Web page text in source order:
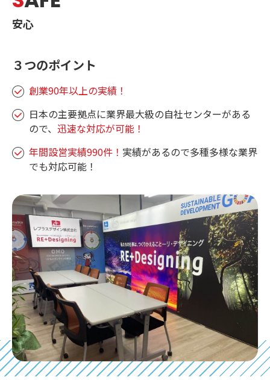
安心
３つのポイント
創業90年以上の実績！
日本の主要拠点に業界最大級の自社センターがある
ので、 迅速な対応が可能！
年間設営実績990件！ 実績があるので多種多様な業界
でも対応可能！